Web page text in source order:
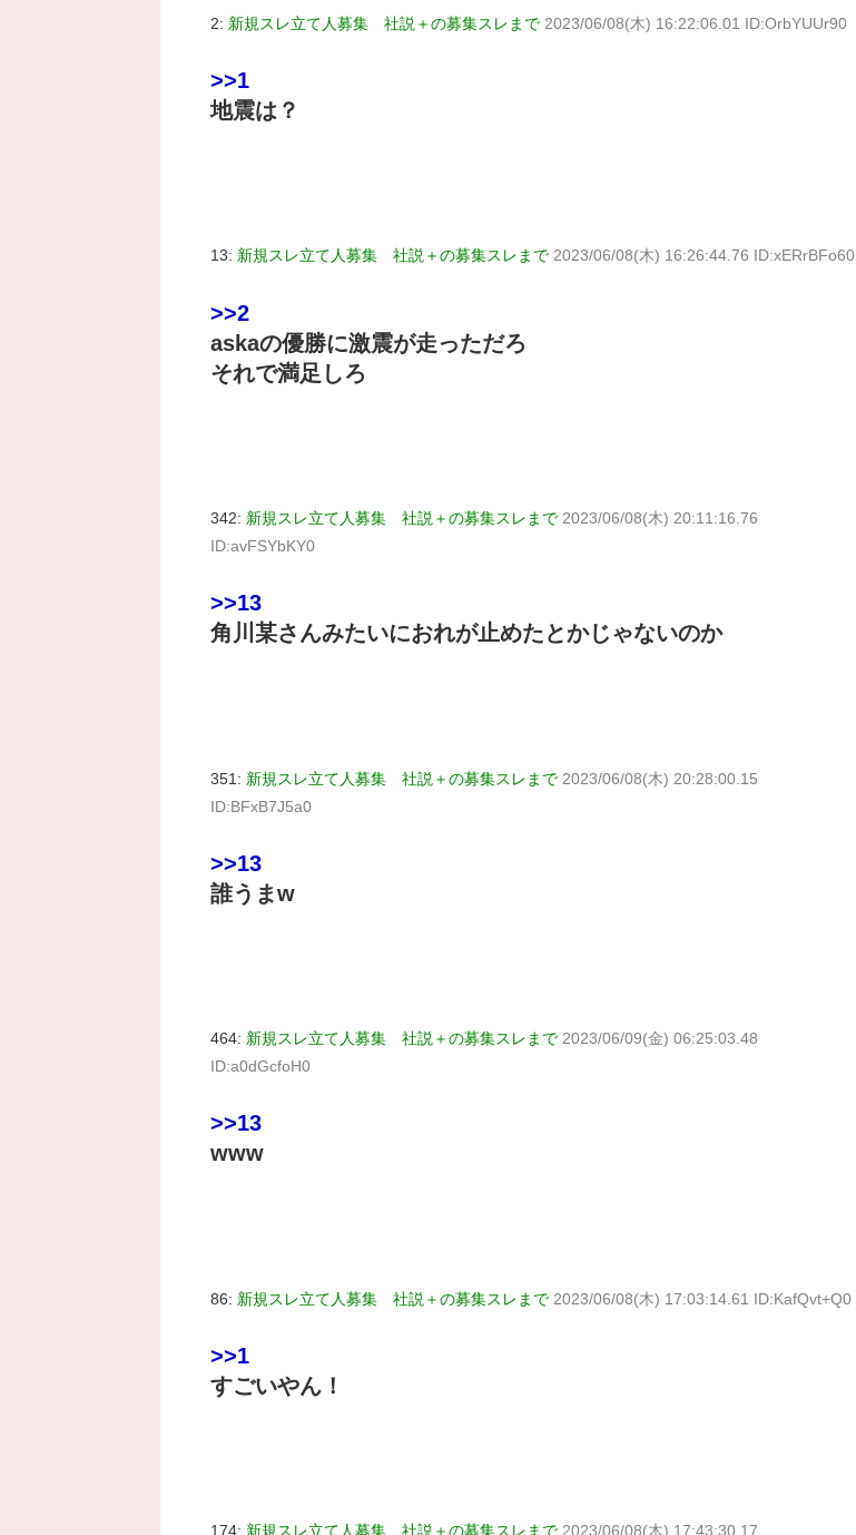
2: 新規スレ立て人募集 社説＋の募集スレまで 2023/06/08(木) 16:22:06.01 ID:OrbYUUr90
>>1
地震は？
13: 新規スレ立て人募集 社説＋の募集スレまで 2023/06/08(木) 16:26:44.76 ID:xERrBFo60
>>2
askaの優勝に激震が走っただろ
それで満足しろ
342: 新規スレ立て人募集 社説＋の募集スレまで 2023/06/08(木) 20:11:16.76
ID:avFSYbKY0
>>13
角川某さんみたいにおれが止めたとかじゃないのか
351: 新規スレ立て人募集 社説＋の募集スレまで 2023/06/08(木) 20:28:00.15
ID:BFxB7J5a0
>>13
誰うまw
464: 新規スレ立て人募集 社説＋の募集スレまで 2023/06/09(金) 06:25:03.48
ID:a0dGcfoH0
>>13
www
86: 新規スレ立て人募集 社説＋の募集スレまで 2023/06/08(木) 17:03:14.61 ID:KafQvt+Q0
>>1
すごいやん！
174: 新規スレ立て人募集 社説＋の募集スレまで 2023/06/08(木) 17:43:30.17